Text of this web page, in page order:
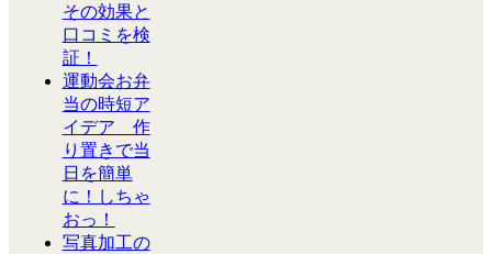
その効果と
口コミを検
証！
運動会お弁
当の時短ア
イデア 作
り置きで当
日を簡単
に！しちゃ
おっ！
写真加工の